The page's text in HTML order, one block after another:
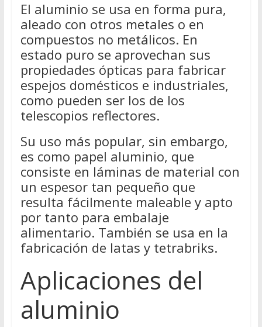
El aluminio se usa en forma pura,
aleado con otros metales o en
compuestos no metálicos. En
estado puro se aprovechan sus
propiedades ópticas para fabricar
espejos domésticos e industriales,
como pueden ser los de los
telescopios reflectores.
Su uso más popular, sin embargo,
es como papel aluminio, que
consiste en láminas de material con
un espesor tan pequeño que
resulta fácilmente maleable y apto
por tanto para embalaje
alimentario. También se usa en la
fabricación de latas y tetrabriks.
Aplicaciones del
aluminio